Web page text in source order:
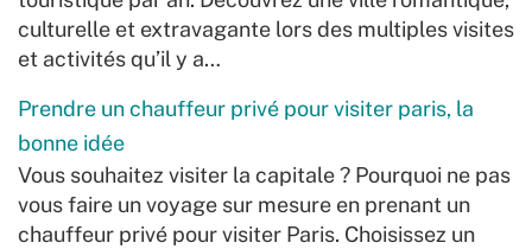
culturelle et extravagante lors des multiples visites
et activités qu’il y a…
Prendre un chauffeur privé pour visiter paris, la
bonne idée
Vous souhaitez visiter la capitale ? Pourquoi ne pas
vous faire un voyage sur mesure en prenant un
chauffeur privé pour visiter Paris. Choisissez un